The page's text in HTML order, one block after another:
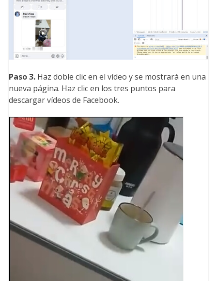
Paso 3.Haz doble clic en el vídeo y se mostrará en una
nueva página. Haz clic en los tres puntos para
descargar vídeos de Facebook.